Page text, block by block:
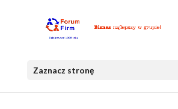
Zaznacz stronę